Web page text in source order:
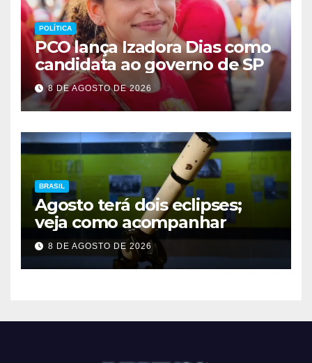
POLÍTICA
PCO lança Izadora Dias como
candidata ao governo de SP
8 DE AGOSTO DE 2026
BRASIL
Agosto terá dois eclipses;
veja como acompanhar
8 DE AGOSTO DE 2026